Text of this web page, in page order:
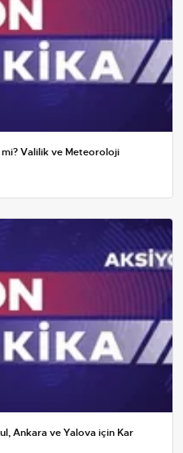
Valilik ve Meteoroloji
Ankara ve Yalova için Kar